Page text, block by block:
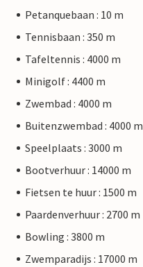
Petanquebaan : 10 m
Tennisbaan : 350 m
Tafeltennis : 4000 m
Minigolf : 4400 m
Zwembad : 4000 m
Buitenzwembad : 4000 m
Speelplaats : 3000 m
Bootverhuur : 14000 m
Fietsen te huur : 1500 m
Paardenverhuur : 2700 m
Bowling : 3800 m
Zwemparadijs : 17000 m